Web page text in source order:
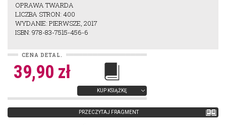
OPRAWA TWARDA
LICZBA STRON: 400
WYDANIE: PIERWSZE, 2017
ISBN: 978-83-7515-456-6
CENA DETAL.
39,90 zł
KUP KSIĄŻKĘ
PRZECZYTAJ FRAGMENT